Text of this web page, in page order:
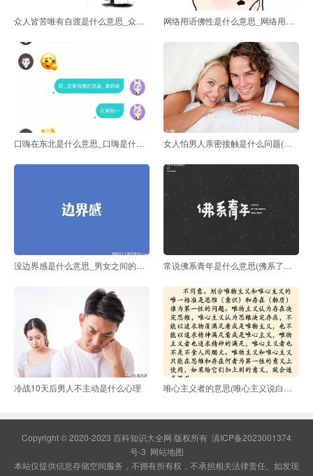
众人皆苦唯有自渡是什么意思_众生皆苦,唯有自渡是什么 网络用语佛性是什么意思_网络用语佛系是什么意思
口嗨在东北是什么意思_口嗨是什么意思呀 女人怕男人亲密接触是什么问题(女人怕男人亲密接触是
没边界感是什么意思_男女之间的边界感是什么意思 常说佛系青年是什么意思(佛系了是什么意思)
冷战10天后男人不主动是什么心理 唯心主义者的意思(唯心主义说白了是什么意思)
Copyright © 2020-2023 百科知识大全网 版权所有 滇ICP备2023001374
号-3 网站地图
本站仅提供信息存储空间服务，不拥有所有权，不承担相关法律责任。如发现